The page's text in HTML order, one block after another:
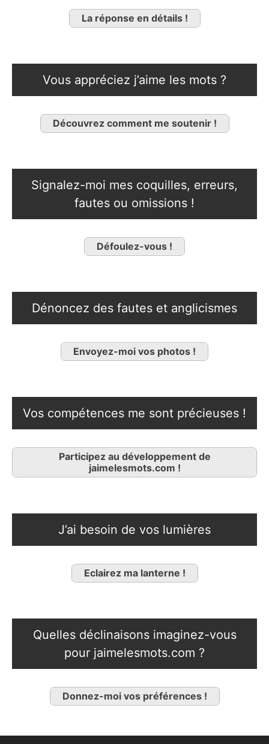
La réponse en détails !
Vous appréciez j’aime les mots ?
Découvrez comment me soutenir !
Signalez-moi mes coquilles, erreurs,
fautes ou omissions !
Défoulez-vous !
Dénoncez des fautes et anglicismes
Envoyez-moi vos photos !
Vos compétences me sont précieuses !
Participez au développement de
jaimelesmots.com !
J’ai besoin de vos lumières
Eclairez ma lanterne !
Quelles déclinaisons imaginez-vous
pour jaimelesmots.com ?
Donnez-moi vos préférences !